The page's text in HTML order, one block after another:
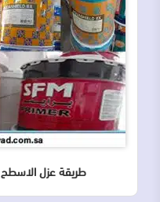
طريقة عزل الاسطح